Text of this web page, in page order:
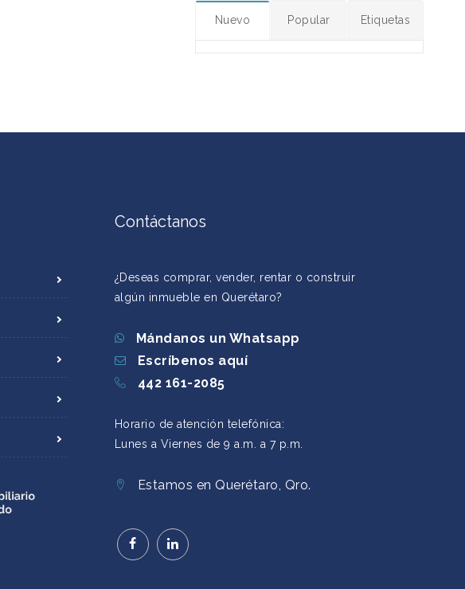
Nuevo Popular Etiquetas
Contáctanos
¿Deseas comprar, vender, rentar o construir
algún inmueble en Querétaro?
Mándanos un Whatsapp
Escríbenos aquí
442 161-2085
Horario de atención telefónica:
Lunes a Viernes de 9 a.m. a 7 p.m.
Estamos en Querétaro, Qro.